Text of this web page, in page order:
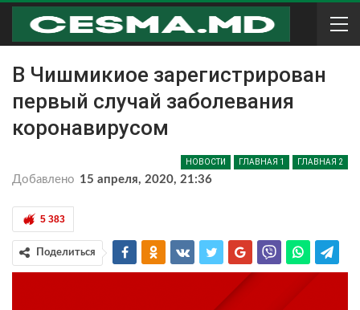
В Чишмикиое зарегистрирован
первый случай заболевания
коронавирусом
НОВОСТИ ГЛАВНАЯ 1 ГЛАВНАЯ 2
Добавлено 15 апреля, 2020, 21:36
5 383
Поделиться